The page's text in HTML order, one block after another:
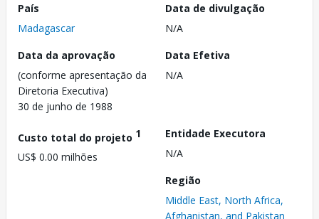
País
Madagascar
Data de divulgação
N/A
Data da aprovação
(conforme apresentação da
Diretoria Executiva)
30 de junho de 1988
Data Efetiva
N/A
Custo total do projeto 1
US$ 0.00 milhões
Entidade Executora
N/A
Região
Middle East, North Africa,
Afghanistan, and Pakistan